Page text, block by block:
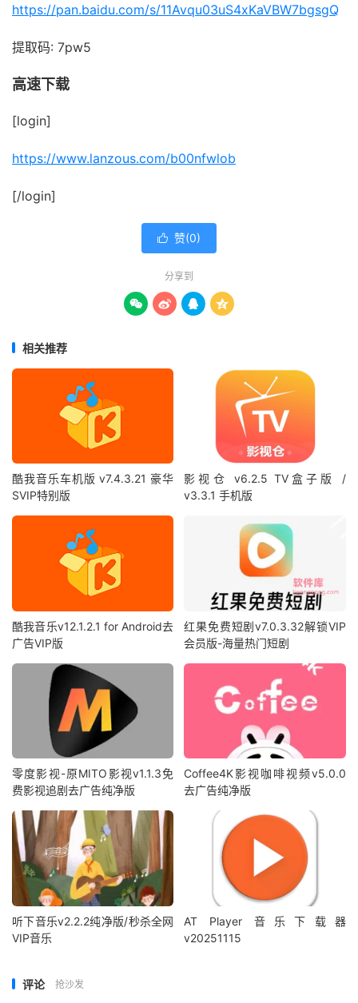
https://pan.baidu.com/s/11Avqu03uS4xKaVBW7bgsgQ
提取码: 7pw5
高速下载
[login]
https://www.lanzous.com/b00nfwlob
[/login]
 赞(0)
分享到
   
相关推荐
酷我音乐车机版 v7.4.3.21 豪华
SVIP特别版
影视仓 v6.2.5 TV盒子版 /
v3.3.1 手机版
酷我音乐v12.1.2.1 for Android去
广告VIP版
红果免费短剧v7.0.3.32解锁VIP
会员版-海量热门短剧
零度影视-原MITO影视v1.1.3免
费影视追剧去广告纯净版
Coffee4K影视咖啡视频v5.0.0
去广告纯净版
听下音乐v2.2.2纯净版/秒杀全网
VIP音乐
AT Player 音乐下载器
v20251115
评论 抢沙发